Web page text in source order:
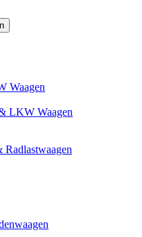
Waagen
LKW Waagen
Radlastwaagen